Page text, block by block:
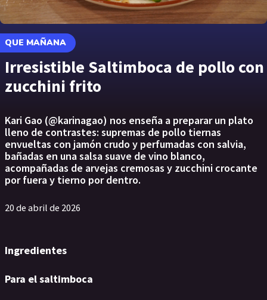
QUE MAÑANA
Irresistible Saltimboca de pollo con
zucchini frito
Kari Gao (@karinagao) nos enseña a preparar un plato
lleno de contrastes: supremas de pollo tiernas
envueltas con jamón crudo y perfumadas con salvia,
bañadas en una salsa suave de vino blanco,
acompañadas de arvejas cremosas y zucchini crocante
por fuera y tierno por dentro.
20 de abril de 2026
Ingredientes
Para el saltimboca